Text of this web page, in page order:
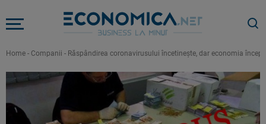
Home - Companii - Răspândirea coronavirusului încetineşte, dar economia